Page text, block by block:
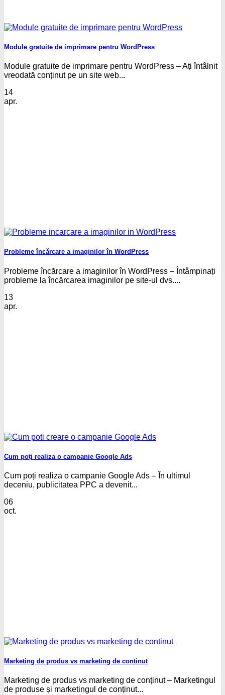
Module gratuite de imprimare pentru WordPress
Module gratuite de imprimare pentru WordPress – Ați întâlnit
vreodată conținut pe un site web...
14
apr.
Probleme încărcare a imaginilor în WordPress
Probleme încărcare a imaginilor în WordPress – Întâmpinați
probleme la încărcarea imaginilor pe site-ul dvs....
13
apr.
Cum poți realiza o campanie Google Ads
Cum poți realiza o campanie Google Ads – În ultimul
deceniu, publicitatea PPC a devenit...
06
oct.
Marketing de produs vs marketing de conținut
Marketing de produs vs marketing de conținut – Marketingul
de produse și marketingul de conținut...